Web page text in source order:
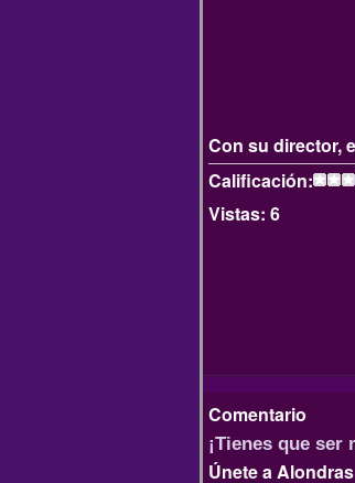
Con su director,
Calificación:
Vistas: 6
Comentario
¡Tienes que
Únete a Alondras